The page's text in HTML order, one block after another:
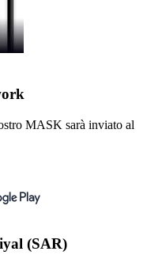
MASK sarà inviato al
(SAR)